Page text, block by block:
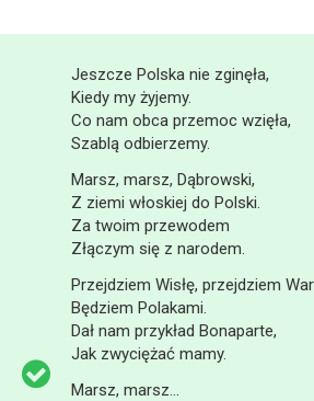
Jeszcze Polska nie zginęła,
Kiedy my żyjemy.
Co nam obca przemoc wzięła,
Szablą odbierzemy.
Marsz, marsz, Dąbrowski,
Z ziemi włoskiej do Polski.
Za twoim przewodem
Złączym się z narodem.
Przejdziem Wisłę, przejdziem
Będziem Polakami.
Dał nam przykład Bonaparte,
Jak zwyciężać mamy.
Marsz, marsz…